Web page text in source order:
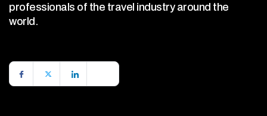
professionals of the travel industry around the
world.